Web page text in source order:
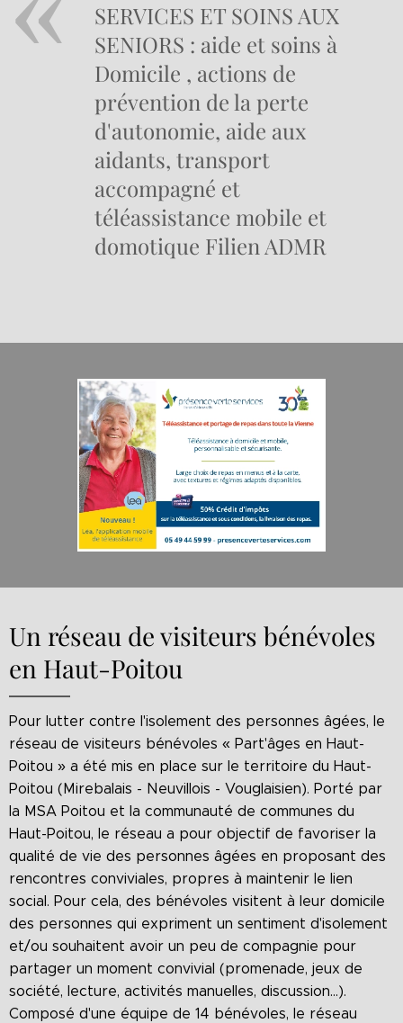
SERVICES ET SOINS AUX
SENIORS : aide et soins à
Domicile , actions de
prévention de la perte
d'autonomie, aide aux
aidants, transport
accompagné et
téléassistance mobile et
domotique Filien ADMR
Un réseau de visiteurs bénévoles
en Haut-Poitou
Pour lutter contre l'isolement des personnes âgées, le
réseau de visiteurs bénévoles « Part'âges en Haut-
Poitou » a été mis en place sur le territoire du Haut-
Poitou (Mirebalais - Neuvillois - Vouglaisien). Porté par
la MSA Poitou et la communauté de communes du
Haut-Poitou, le réseau a pour objectif de favoriser la
qualité de vie des personnes âgées en proposant des
rencontres conviviales, propres à maintenir le lien
social. Pour cela, des bénévoles visitent à leur domicile
des personnes qui expriment un sentiment d'isolement
et/ou souhaitent avoir un peu de compagnie pour
partager un moment convivial (promenade, jeux de
société, lecture, activités manuelles, discussion...).
Composé d'une équipe de 14 bénévoles, le réseau